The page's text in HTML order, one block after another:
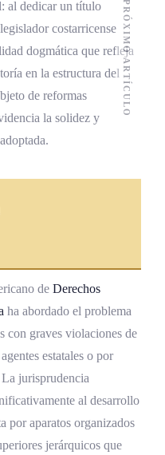
al dedicar un título
costarricense
dogmática que refleja
en la estructura del
de reformas
la solidez y
de Derechos
ha abordado el problema
con graves violaciones de
estatales o por
jurisprudencia
al desarrollo
por aparatos organizados
jerárquicos que
PRÓXIMO ARTÍCULO